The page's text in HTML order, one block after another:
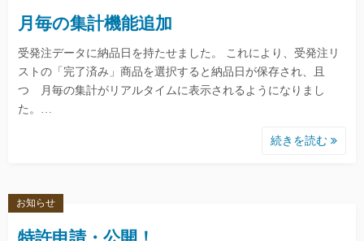
月毎の集計機能追加
受発注データに納品日を持たせました。 これにより、受発注リ
ストの「完了済み」商品を選択すると納品日が保存され、且
つ 月毎の集計がリアルタイムに表示されるようになりまし
た。…
続きを読む
お知らせ